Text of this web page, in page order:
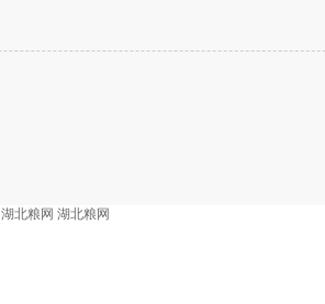
湖北粮网 湖北粮网